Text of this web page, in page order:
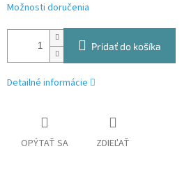
Možnosti doručenia
Pridať do košíka
Detailné informácie
OPÝTAŤ SA ZDIEĽAŤ